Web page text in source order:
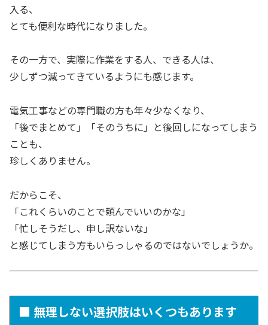
入る、
とても便利な時代になりました。
その一方で、実際に作業をする人、できる人は、
少しずつ減ってきているようにも感じます。
電気工事などの専門職の方も年々少なくなり、
「後でまとめて」「そのうちに」と後回しになってしまう
ことも、
珍しくありません。
だからこそ、
「これくらいのことで頼んでいいのかな」
「忙しそうだし、申し訳ないな」
と感じてしまう方もいらっしゃるのではないでしょうか。
■ 無理しない選択肢はいくつもあります